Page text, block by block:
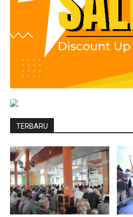
TERBARU